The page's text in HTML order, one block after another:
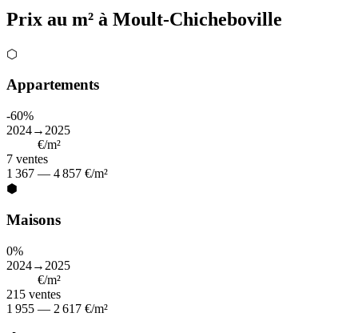
Prix au m² à Moult-Chicheboville
⬡
Appartements
-60%
2024→2025
€/m²
7 ventes
1 367 — 4 857 €/m²
⬢
Maisons
0%
2024→2025
€/m²
215 ventes
1 955 — 2 617 €/m²